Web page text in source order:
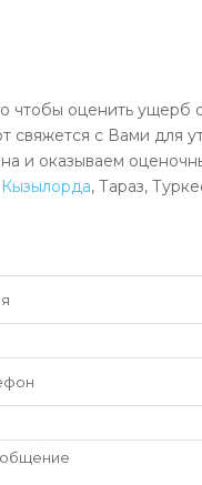
чтобы оценить ущерб
свяжется с Вами для
и оказываем
Кызылорда, Тараз,